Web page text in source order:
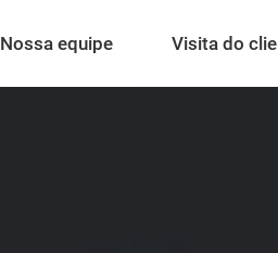
Nossa equipe Visita do